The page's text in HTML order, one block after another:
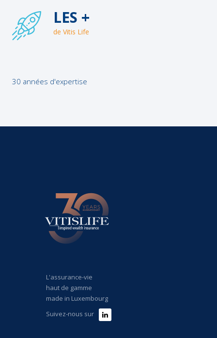
LES +
de Vitis Life
30 années d'expertise
L'assurance-vie
haut de gamme
made in Luxembourg
Suivez-nous sur